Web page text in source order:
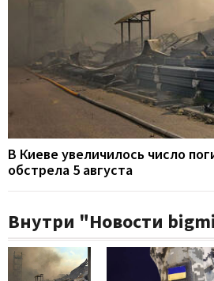
В Киеве увеличилось число
обстрела 5 августа
Внутри "Новости